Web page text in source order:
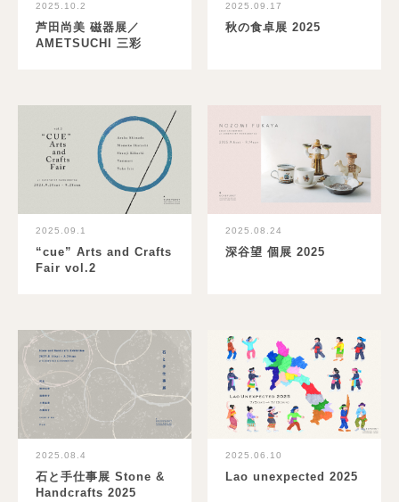
2025.10.2
芦田尚美 磁器展／
AMETSUCHI 三彩
2025.09.17
秋の食卓展 2025
2025.09.1
“cue” Arts and Crafts
Fair vol.2
2025.08.24
深谷望 個展 2025
2025.08.4
石と手仕事展 Stone &
Handcrafts 2025
2025.06.10
Lao unexpected 2025